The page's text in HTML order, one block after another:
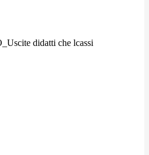
didatti che lcassi